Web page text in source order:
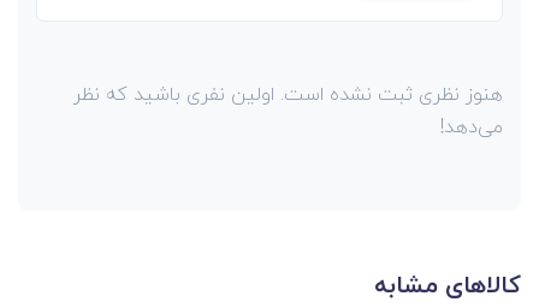
هنوز نظری ثبت نشده است. اولین نفری باشید که نظر
می‌دهد!
کالاهای مشابه